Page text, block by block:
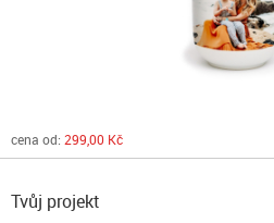
cena od: 299,00 Kč
Tvůj projekt